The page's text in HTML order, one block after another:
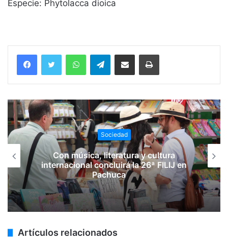
Especie: Phytolacca dioica
WhatsAppTelegramCompartir vía email Imprimir
Sociedad
Con música, literatura y cultura
internacional concluirá la 26ª FILIJ en
Pachuca
Artículos relacionados